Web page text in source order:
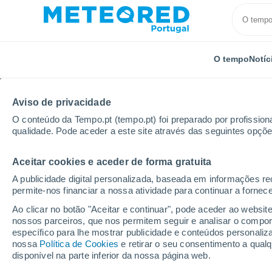
Aviso de privacidade
O conteúdo da Tempo.pt (tempo.pt) foi preparado por
qualidade. Pode aceder a este site através das seguintes
Aceitar cookies e aceder de forma gratuita
A publicidade digital personalizada, baseada em informações
permite-nos financiar a nossa atividade para continuar a
Ao clicar no botão "Aceitar e continuar", pode aceder ao
nossos parceiros, que nos permitem seguir e analisar o
específico para lhe mostrar publicidade e conteúdos
nossa Política de Cookies e retirar o seu consentimento a
disponível na parte inferior da nossa página web.
O tempo
Início Distrito de Vila Real Favaios
Tempo em Favaios
02:56 Sábado